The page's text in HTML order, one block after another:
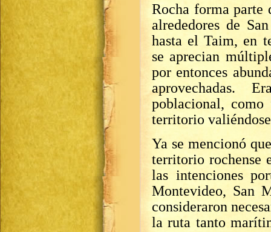
Rocha forma parte
alrededores de
hasta el Taim, en
se aprecian
por entonces
aprovechadas.
poblacional,
territorio
Ya se mencionó
territorio rochense
las intenciones
Montevideo, San
consideraron
la ruta tanto